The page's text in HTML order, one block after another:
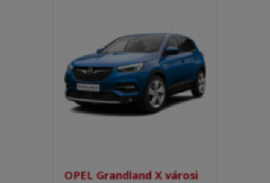
OPEL Grandland X városi